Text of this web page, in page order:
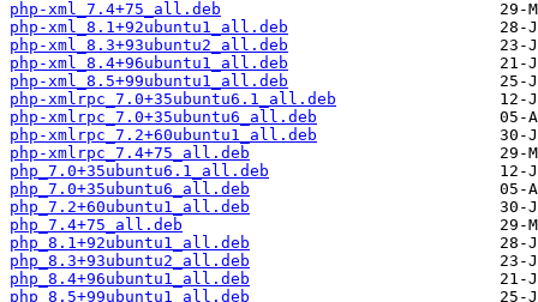
php-xml_7.4+75_all.deb
php-xml_8.1+92ubuntu1_all.deb
php-xml_8.3+93ubuntu2_all.deb
php-xml_8.4+96ubuntu1_all.deb
php-xml_8.5+99ubuntu1_all.deb
php-xmlrpc_7.0+35ubuntu6.1_all.deb
php-xmlrpc_7.0+35ubuntu6_all.deb
php-xmlrpc_7.2+60ubuntu1_all.deb
php-xmlrpc_7.4+75_all.deb
php_7.0+35ubuntu6.1_all.deb
php_7.0+35ubuntu6_all.deb
php_7.2+60ubuntu1_all.deb
php_7.4+75_all.deb
php_8.1+92ubuntu1_all.deb
php_8.3+93ubuntu2_all.deb
php_8.4+96ubuntu1_all.deb
php_8.5+99ubuntu1_all.deb